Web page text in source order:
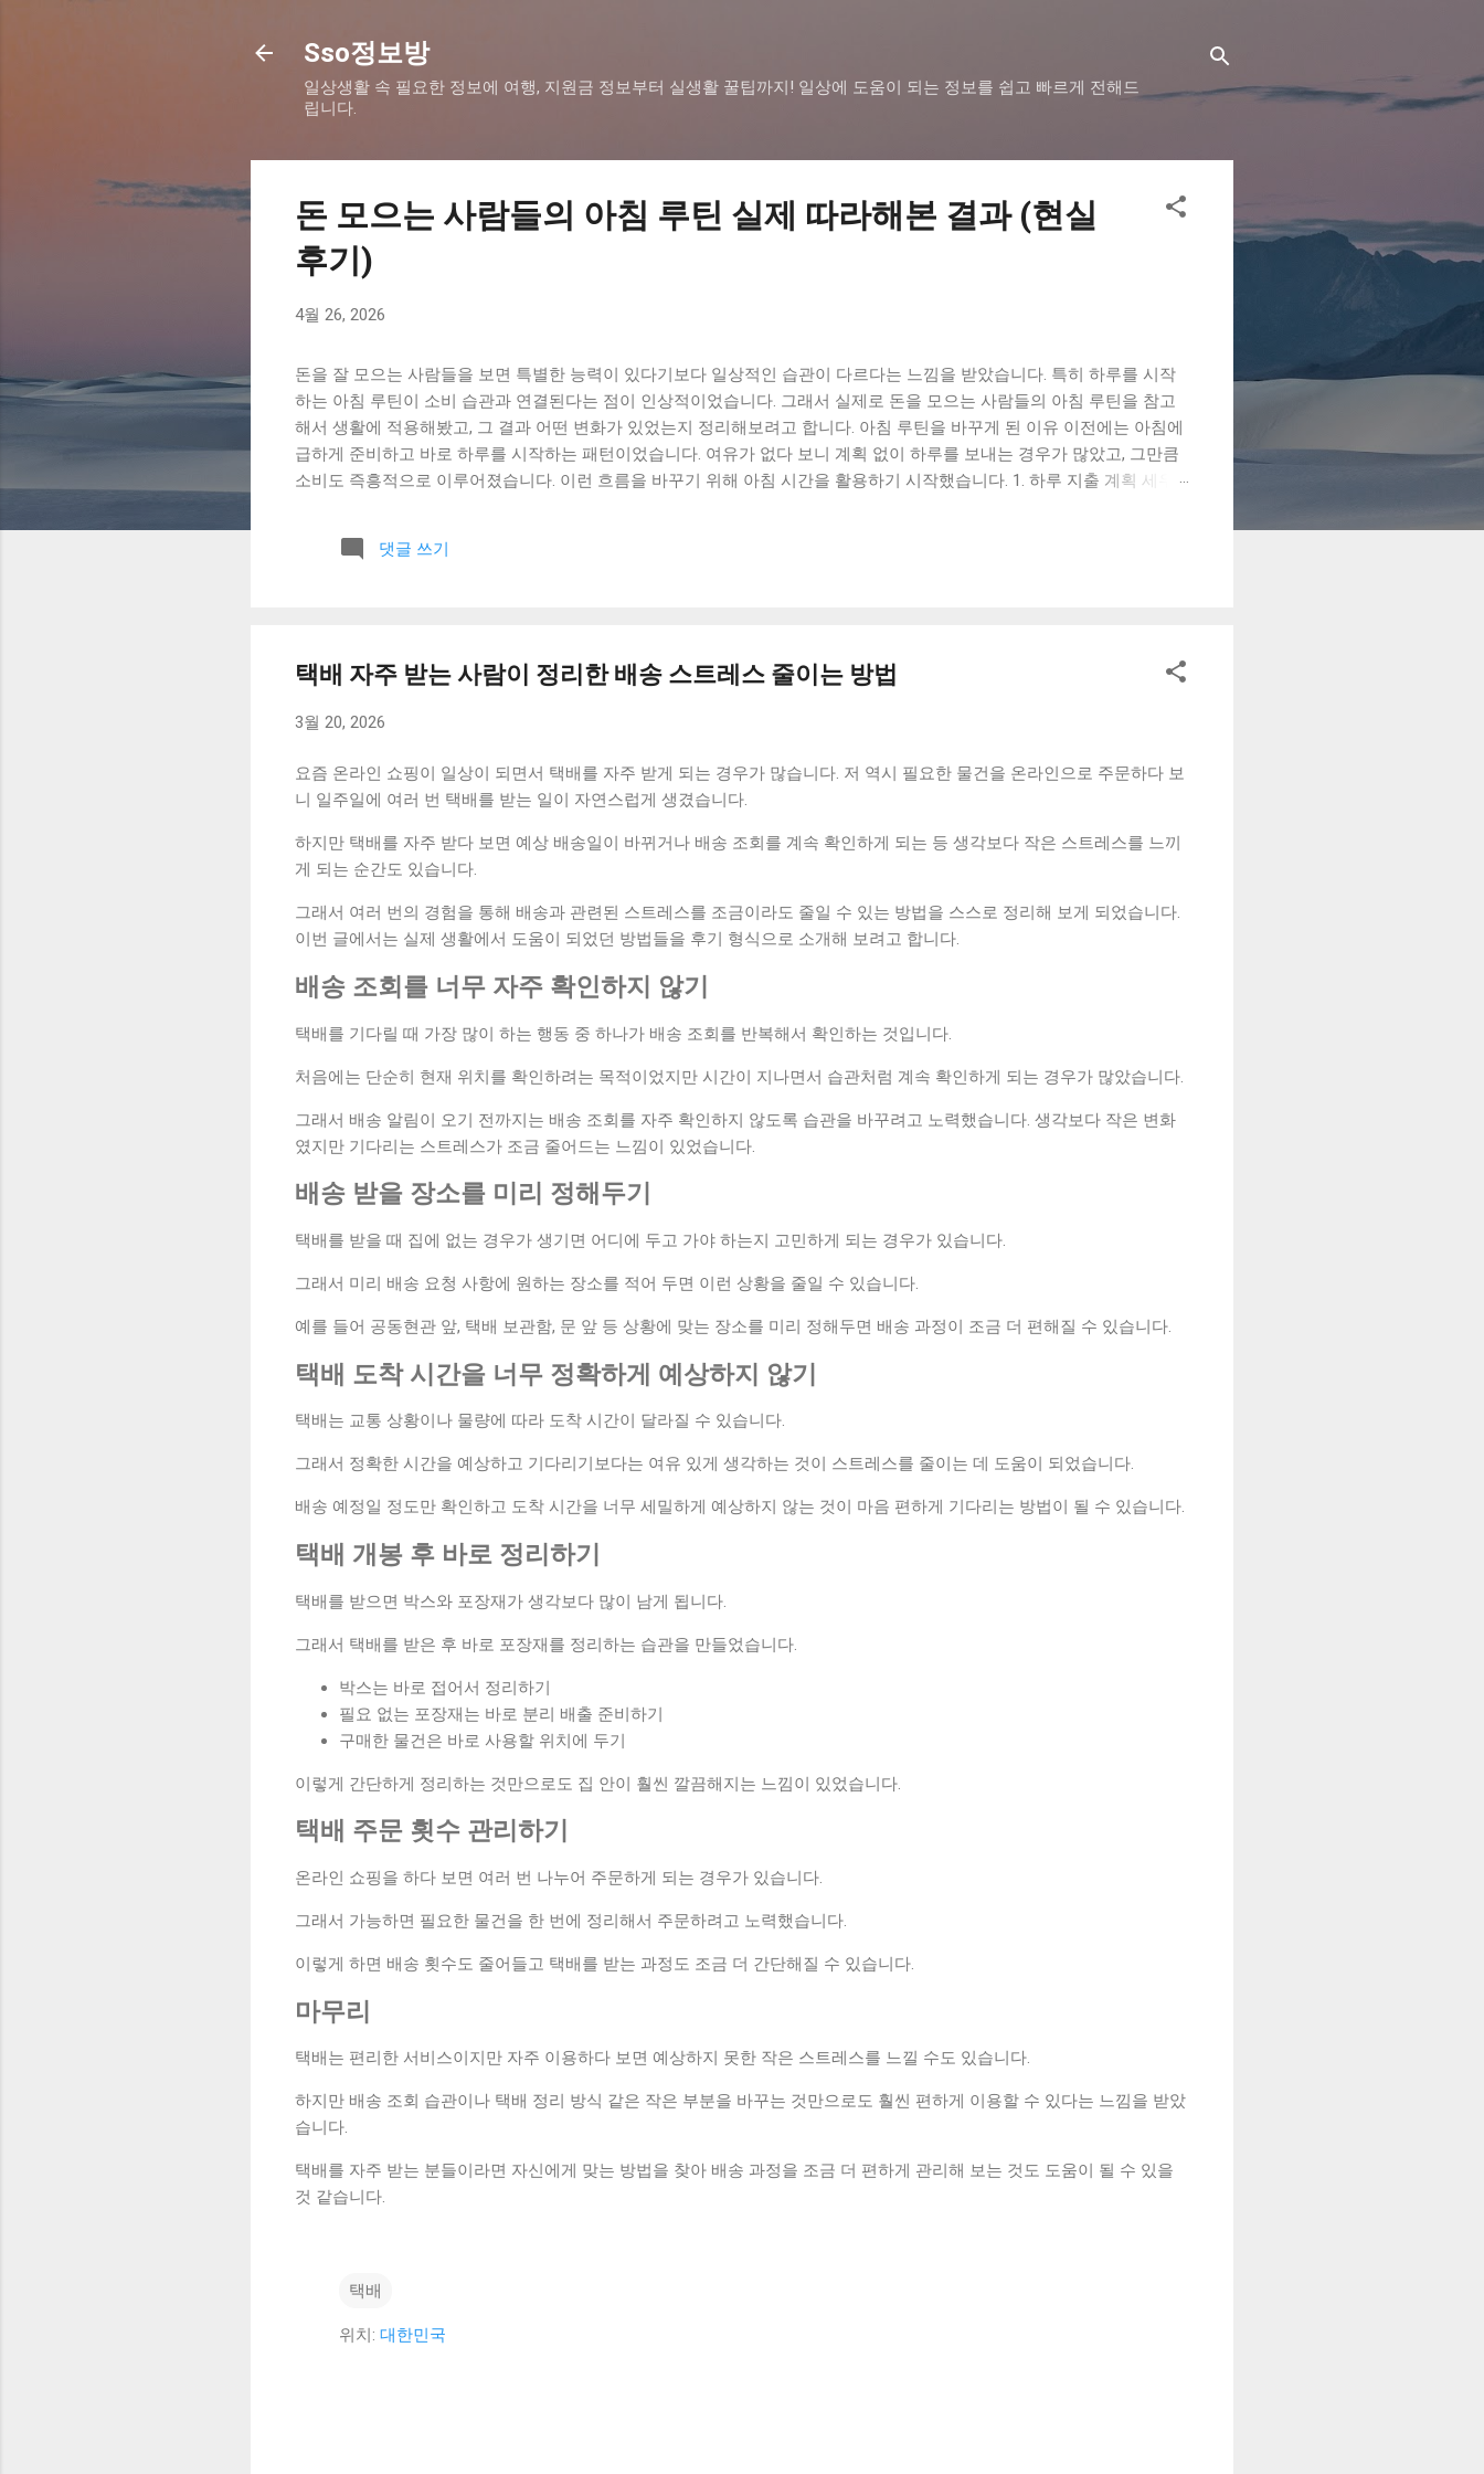
Sso정보방
일상생활 속 필요한 정보에 여행, 지원금 정보부터 실생활 꿀팁까지! 일상에 도움이 되는 정보를 쉽고 빠르게 전해드
립니다.
돈 모으는 사람들의 아침 루틴 실제 따라해본 결과 (현실
후기)
4월 26, 2026
돈을 잘 모으는 사람들을 보면 특별한 능력이 있다기보다 일상적인 습관이 다르다는 느낌을 받았습니다. 특히 하루를 시작
하는 아침 루틴이 소비 습관과 연결된다는 점이 인상적이었습니다. 그래서 실제로 돈을 모으는 사람들의 아침 루틴을 참고
해서 생활에 적용해봤고, 그 결과 어떤 변화가 있었는지 정리해보려고 합니다. 아침 루틴을 바꾸게 된 이유 이전에는 아침에
급하게 준비하고 바로 하루를 시작하는 패턴이었습니다. 여유가 없다 보니 계획 없이 하루를 보내는 경우가 많았고, 그만큼
소비도 즉흥적으로 이루어졌습니다. 이런 흐름을 바꾸기 위해 아침 시간을 활용하기 시작했습니다. 1. 하루 지출 계획 세우
미리 생각해보는 것이 중요했습니다. 이 과정을 통해 불필요한 소비를 사전에 줄일 수 있었습니다. 2. 계좌 잔액 확인하기 하
루를 시작하면서 현재 계좌 잔액을 확인하는 습관을 만들었습니다. 단순한 행동이지만 소비에 대한 인식을 높이는 데 도움
비인가”를 한 번 더 생각하는 시간을 가졌습니다. 이 질문 하나만으로도 계획 없는 지출을 줄이는 데 효과가 있었습니다. 5.
짧은 정리 시간 만들기 아침에 5분 정도 시간을 내서 집을 간단하게 정리했습니다. 생활 환경이 정리되면서 불필요한 소비도
줄어드는 느낌이 있었습니다. 작은 습관이지만 전체적인 생활 패턴에 영향을 주었습니다. 실제 변화 아침 루틴을 적용한 이
댓글 쓰기
택배 자주 받는 사람이 정리한 배송 스트레스 줄이는 방법
3월 20, 2026
요즘 온라인 쇼핑이 일상이 되면서 택배를 자주 받게 되는 경우가 많습니다. 저 역시 필요한 물건을 온라인으로 주문하다 보
니 일주일에 여러 번 택배를 받는 일이 자연스럽게 생겼습니다.
하지만 택배를 자주 받다 보면 예상 배송일이 바뀌거나 배송 조회를 계속 확인하게 되는 등 생각보다 작은 스트레스를 느끼
게 되는 순간도 있습니다.
그래서 여러 번의 경험을 통해 배송과 관련된 스트레스를 조금이라도 줄일 수 있는 방법을 스스로 정리해 보게 되었습니다.
이번 글에서는 실제 생활에서 도움이 되었던 방법들을 후기 형식으로 소개해 보려고 합니다.
배송 조회를 너무 자주 확인하지 않기
택배를 기다릴 때 가장 많이 하는 행동 중 하나가 배송 조회를 반복해서 확인하는 것입니다.
처음에는 단순히 현재 위치를 확인하려는 목적이었지만 시간이 지나면서 습관처럼 계속 확인하게 되는 경우가 많았습니다.
그래서 배송 알림이 오기 전까지는 배송 조회를 자주 확인하지 않도록 습관을 바꾸려고 노력했습니다. 생각보다 작은 변화
였지만 기다리는 스트레스가 조금 줄어드는 느낌이 있었습니다.
배송 받을 장소를 미리 정해두기
택배를 받을 때 집에 없는 경우가 생기면 어디에 두고 가야 하는지 고민하게 되는 경우가 있습니다.
그래서 미리 배송 요청 사항에 원하는 장소를 적어 두면 이런 상황을 줄일 수 있습니다.
예를 들어 공동현관 앞, 택배 보관함, 문 앞 등 상황에 맞는 장소를 미리 정해두면 배송 과정이 조금 더 편해질 수 있습니다.
택배 도착 시간을 너무 정확하게 예상하지 않기
택배는 교통 상황이나 물량에 따라 도착 시간이 달라질 수 있습니다.
그래서 정확한 시간을 예상하고 기다리기보다는 여유 있게 생각하는 것이 스트레스를 줄이는 데 도움이 되었습니다.
배송 예정일 정도만 확인하고 도착 시간을 너무 세밀하게 예상하지 않는 것이 마음 편하게 기다리는 방법이 될 수 있습니다.
택배 개봉 후 바로 정리하기
택배를 받으면 박스와 포장재가 생각보다 많이 남게 됩니다.
그래서 택배를 받은 후 바로 포장재를 정리하는 습관을 만들었습니다.
박스는 바로 접어서 정리하기
필요 없는 포장재는 바로 분리 배출 준비하기
구매한 물건은 바로 사용할 위치에 두기
이렇게 간단하게 정리하는 것만으로도 집 안이 훨씬 깔끔해지는 느낌이 있었습니다.
택배 주문 횟수 관리하기
온라인 쇼핑을 하다 보면 여러 번 나누어 주문하게 되는 경우가 있습니다.
그래서 가능하면 필요한 물건을 한 번에 정리해서 주문하려고 노력했습니다.
이렇게 하면 배송 횟수도 줄어들고 택배를 받는 과정도 조금 더 간단해질 수 있습니다.
마무리
택배는 편리한 서비스이지만 자주 이용하다 보면 예상하지 못한 작은 스트레스를 느낄 수도 있습니다.
하지만 배송 조회 습관이나 택배 정리 방식 같은 작은 부분을 바꾸는 것만으로도 훨씬 편하게 이용할 수 있다는 느낌을 받았
습니다.
택배를 자주 받는 분들이라면 자신에게 맞는 방법을 찾아 배송 과정을 조금 더 편하게 관리해 보는 것도 도움이 될 수 있을
것 같습니다.
택배
위치: 대한민국